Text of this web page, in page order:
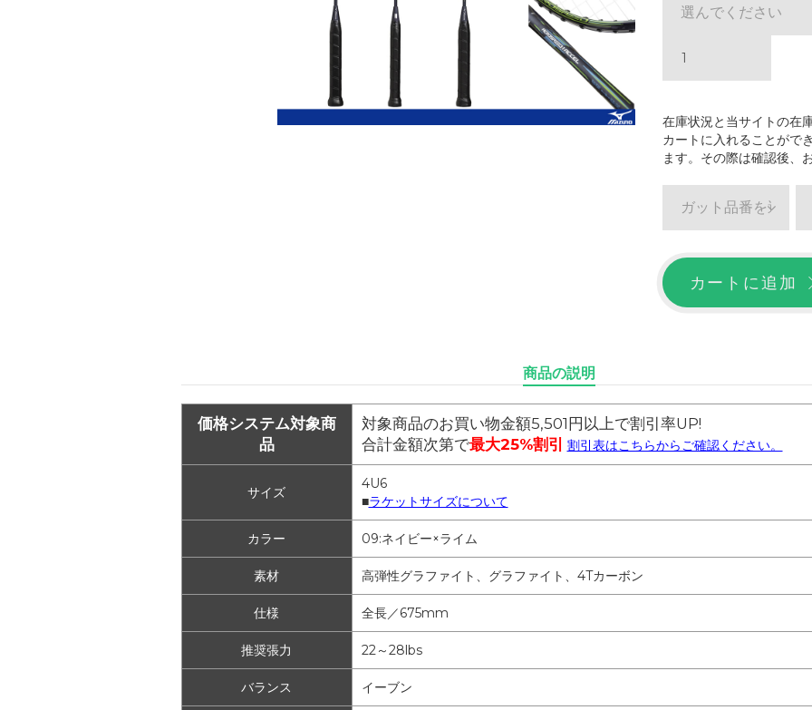
選んでください
在庫状況と当サイトの在
カートに入れることがで
ます。その際は確認後、
ガット品番を選ぶ
カートに追加
商品の説明
価格システム対象商
品
対象商品のお買い物金額5,501円以上で割引率UP!
合計金額次第で最大25%割引 割引表はこちらからご確認ください。
サイズ
4U6
■ラケットサイズについて
カラー 09:ネイビー×ライム
素材 高弾性グラファイト、グラファイト、4Tカーボン
仕様 全長／675mm
推奨張力 22～28lbs
バランス イーブン